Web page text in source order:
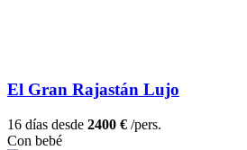
El Gran Rajastán Lujo
16 días desde 2400 € /pers.
Con bebé